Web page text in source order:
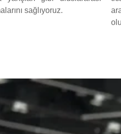
sağlıyoruz.